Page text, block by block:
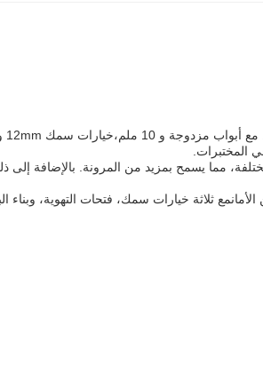
المختبرات.
مما يسمح بمزيد من المرونة. بالإضافة
ثلاثة خيارات سمك، فتحات التهوية، وبناء